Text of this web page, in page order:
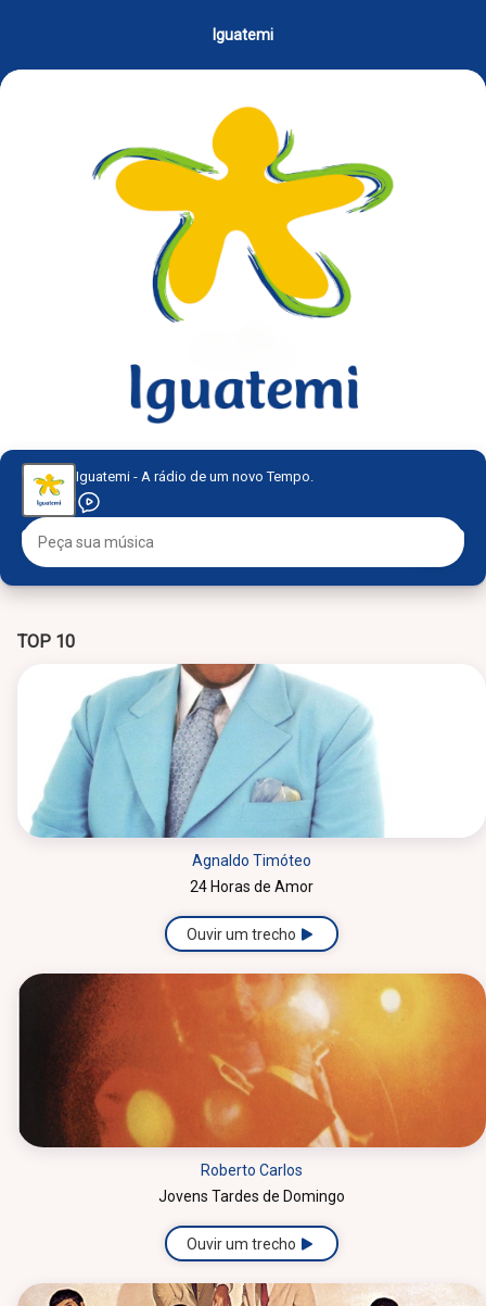
Iguatemi - A rádio de um novo Tempo.
Iguatemi
TOP 10
Agnaldo Timóteo
24 Horas de Amor
Ouvir um trecho
Roberto Carlos
Jovens Tardes de Domingo
Ouvir um trecho